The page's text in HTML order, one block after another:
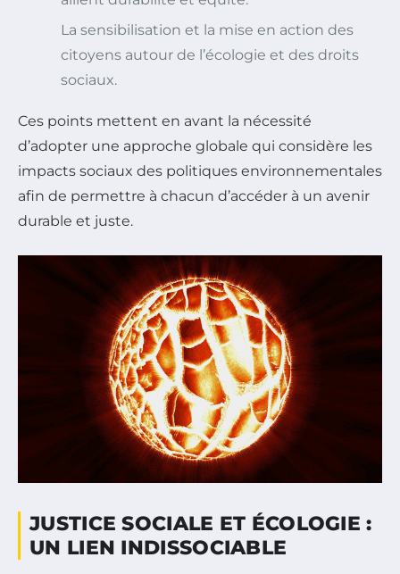
La sensibilisation et la mise en action des
citoyens autour de l’écologie et des droits
sociaux.
Ces points mettent en avant la nécessité
d’adopter une approche globale qui considère les
impacts sociaux des politiques environnementales
afin de permettre à chacun d’accéder à un avenir
durable et juste.
JUSTICE SOCIALE ET ÉCOLOGIE :
UN LIEN INDISSOCIABLE